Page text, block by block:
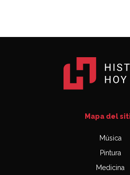
Mapa del
Música
Pintura
Medicina